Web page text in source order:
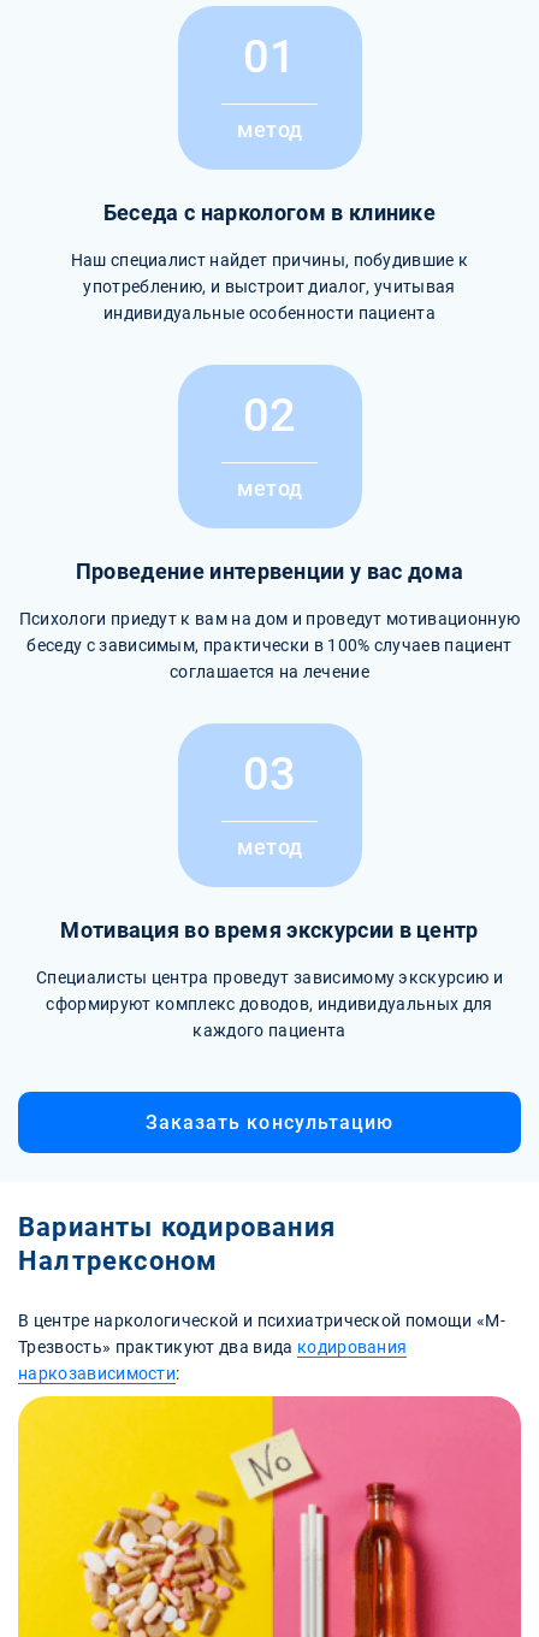
01
метод
Беседа с наркологом в клинике
Наш специалист найдет причины, побудившие к
употреблению, и выстроит диалог, учитывая
индивидуальные особенности пациента
02
метод
Проведение интервенции у вас дома
Психологи приедут к вам на дом и проведут мотивационную
беседу с зависимым, практически в 100% случаев пациент
соглашается на лечение
03
метод
Мотивация во время экскурсии в центр
Специалисты центра проведут зависимому экскурсию и
сформируют комплекс доводов, индивидуальных для
каждого пациента
Заказать консультацию
Варианты кодирования
Налтрексоном
В центре наркологической и психиатрической помощи «М-
Трезвость» практикуют два вида кодирования
наркозависимости: